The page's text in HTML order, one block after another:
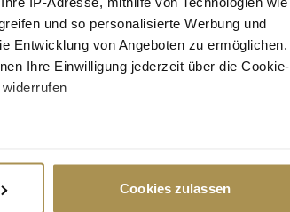
und so personalisierte Werbung und
Entwicklung von Angeboten zu ermöglichen.
Ihre Einwilligung jederzeit über die Cookie-
und legen Sie Ihre Präferenzen im
Cookies zulassen